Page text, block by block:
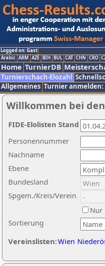
Logged on: Gast
Arabic ARM AZE BIH BUL CAT CHN CRO
Home TurnierDB
Turnierschach-Elozahl
Allgemeines Turnier anmelden:
Willkommen bei
Nachname
Ebene
Sortierung
Personennummer
Bundesland
Spgem./Kreis/Verein
Nur
Vereinslisten:Wien
FIDE-Elolisten Stand